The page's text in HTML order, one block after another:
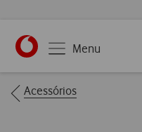
https://
Menu
Breadcrumbs
Acessórios